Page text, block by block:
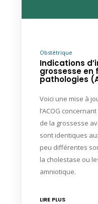
Obstétrique
Indications
grossesse en
pathologies
Voici une mise à
l’ACOG
de la grossesse
sont identiques
peu différentes
la cholestase ou
amniotique.
LIRE PLUS